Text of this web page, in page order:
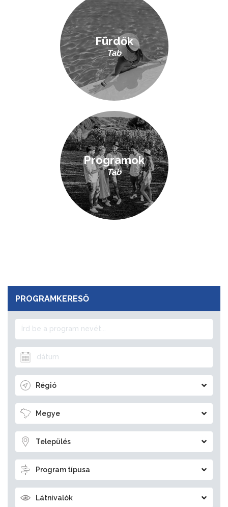
Fürdők
Tab
Programok
Tab
PROGRAMKERESŐ
Régió
Megye
Település
Program típusa
Látnivalók